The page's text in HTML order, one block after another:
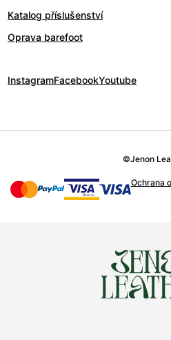
Katalog příslušenství
Oprava barefoot
InstagramFacebookYoutube
©Jenon
Ochrana